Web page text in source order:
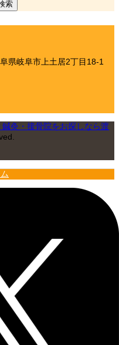
県岐阜市上土居2丁目18-1
灸・接骨院をお探しなら渡